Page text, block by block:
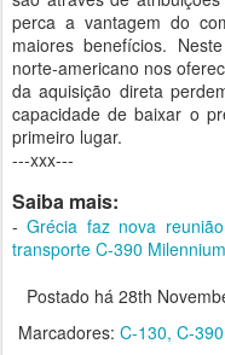
perca a vantagem do
maiores benefícios.
norte-americano nos
da aquisição direta
capacidade de baixar o
primeiro lugar.
---xxx---
Saiba mais:
-Grécia faz nova
transporte C-390 Milennium
Postado há 28th
Marcadores: C-130 C-